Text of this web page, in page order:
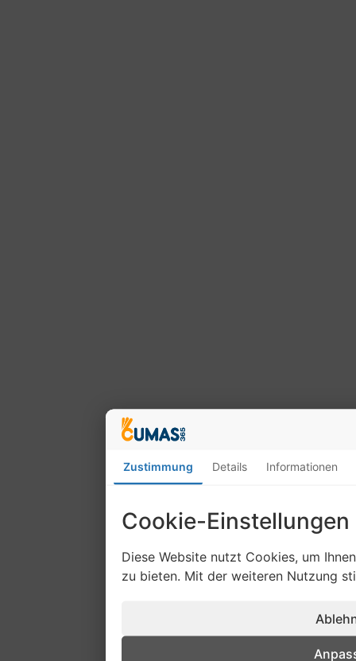
Zustimmung Details Informationen
Cookie-Einstellungen
Diese Website nutzt Cookies, um
zu bieten. Mit der weiteren Nutzung